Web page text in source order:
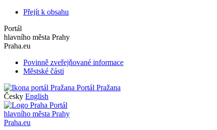
Přejít k obsahu
Portál
hlavního města Prahy
Praha.eu
Povinně zveřejňované informace
Městské části
Portál Pražana
Česky English
Portál
hlavního města Prahy
Praha.eu